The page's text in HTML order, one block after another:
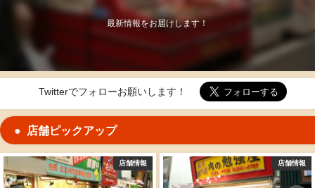
最新情報をお届けします！
Twitterでフォローお願いします！
店舗ピックアップ
店舗情報 店舗情報